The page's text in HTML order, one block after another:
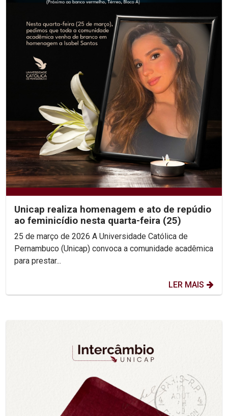
Unicap realiza homenagem e ato de repúdio
ao feminicídio nesta quarta-feira (25)
25 de março de 2026 A Universidade Católica de
Pernambuco (Unicap) convoca a comunidade acadêmica
para prestar...
LER MAIS